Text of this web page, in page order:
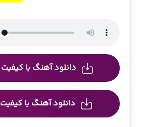
دانلود آهنگ با کیفیت
دانلود آهنگ با کیفیت